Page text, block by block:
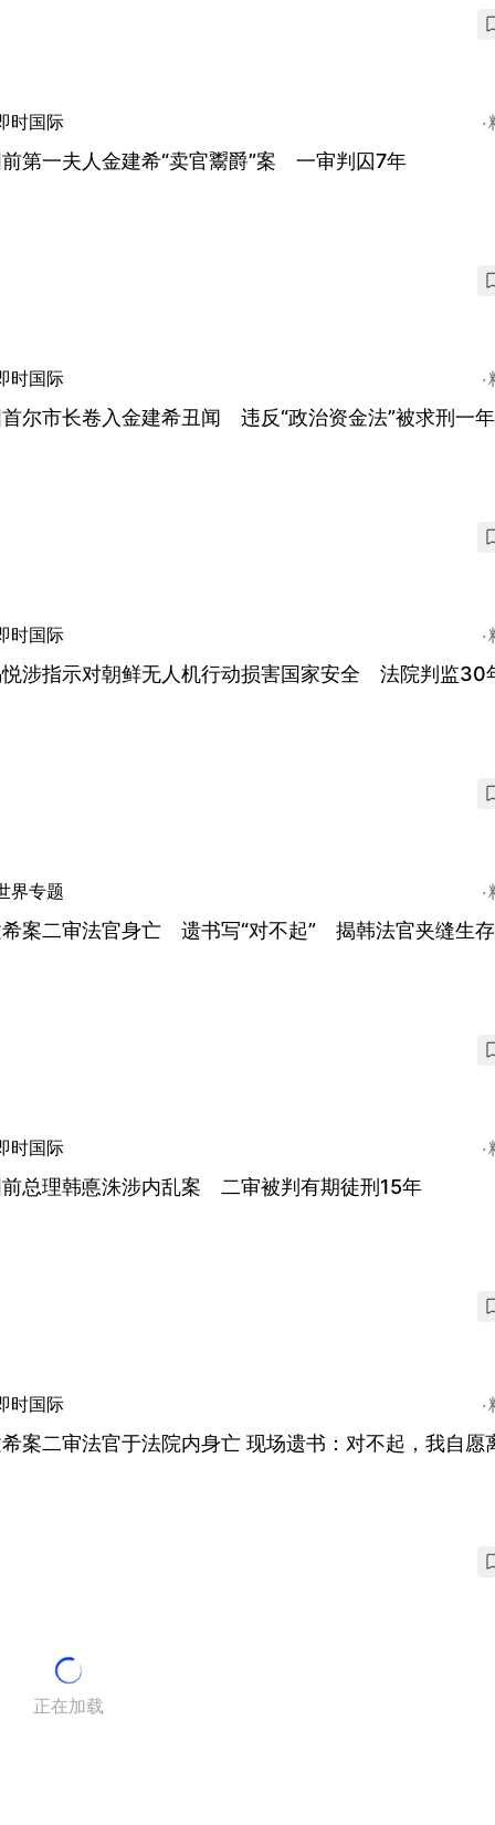
时国际
第一夫人金建希“卖官鬻爵”案 一审判囚7年
时国际
尔市长卷入金建希丑闻 违反“政治资金法”被求刑一
时国际
涉指示对朝鲜无人机行动损害国家安全 法院判监30
界专题
案二审法官身亡 遗书写“对不起” 揭韩法官夹缝生
时国际
总理韩悳洙涉内乱案 二审被判有期徒刑15年
时国际
案二审法官于法院内身亡 现场遗书：对不起，我自愿
正在加载